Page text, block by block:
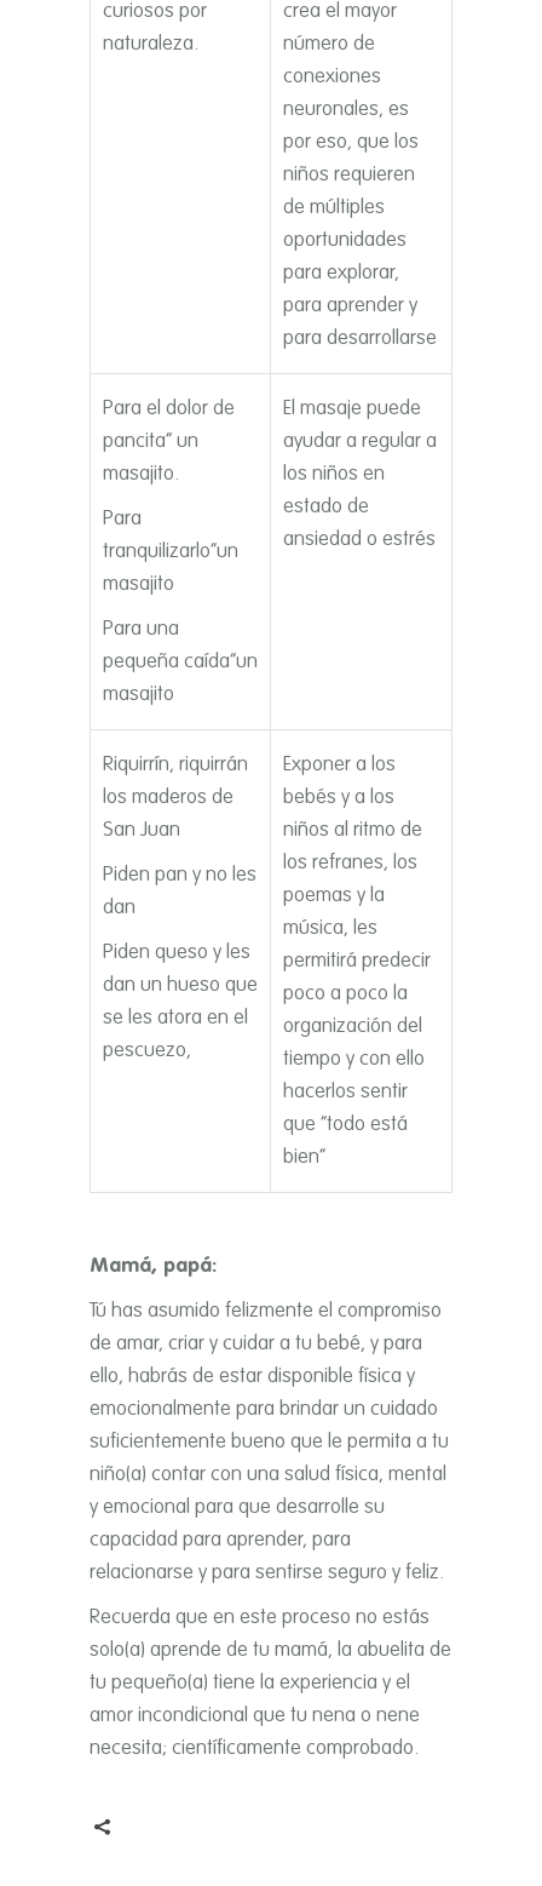
curiosos por
naturaleza.
crea el mayor
número de
conexiones
neuronales, es
por eso, que los
niños requieren
de múltiples
oportunidades
para explorar,
para aprender y
para desarrollarse
Para el dolor de
pancita” un
masajito.
Para
tranquilizarlo”un
masajito
Para una
pequeña caí­da”un
masajito
El masaje puede
ayudar a regular a
los niños en
estado de
ansiedad o estrés
Riquirrí­n, riquirrán
los maderos de
San Juan
Piden pan y no les
dan
Piden queso y les
dan un hueso que
se les atora en el
pescuezo,
Exponer a los
bebés y a los
niños al ritmo de
los refranes, los
poemas y la
música, les
permitirá predecir
poco a poco la
organización del
tiempo y con ello
hacerlos sentir
que “todo está
bien”
Mamá, papá:
Tú has asumido felizmente el compromiso
de amar, criar y cuidar a tu bebé, y para
ello, habrás de estar disponible fí­sica y
emocionalmente para brindar un cuidado
suficientemente bueno que le permita a tu
niño(a) contar con una salud fí­sica, mental
y emocional para que desarrolle su
capacidad para aprender, para
relacionarse y para sentirse seguro y feliz.
Recuerda que en este proceso no estás
solo(a) aprende de tu mamá, la abuelita de
tu pequeño(a) tiene la experiencia y el
amor incondicional que tu nena o nene
necesita; cientí­ficamente comprobado.